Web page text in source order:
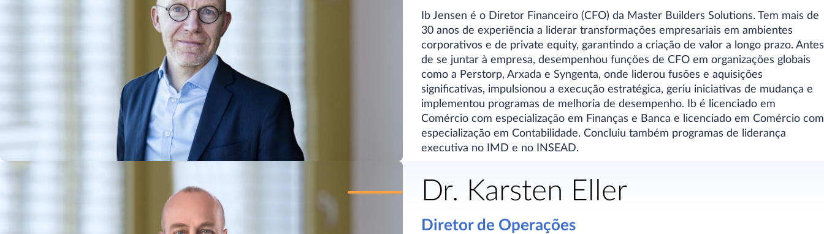
Ib Jensen é o Diretor Financeiro (CFO) da Master Builders Solutions. Tem mais de
30 anos de experiência a liderar transformações empresariais em ambientes
corporativos e de private equity, garantindo a criação de valor a longo prazo. Antes
de se juntar à empresa, desempenhou funções de CFO em organizações globais
como a Perstorp, Arxada e Syngenta, onde liderou fusões e aquisições
significativas, impulsionou a execução estratégica, geriu iniciativas de mudança e
implementou programas de melhoria de desempenho. Ib é licenciado em
Comércio com especialização em Finanças e Banca e licenciado em Comércio com
especialização em Contabilidade. Concluiu também programas de liderança
executiva no IMD e no INSEAD.
Dr. Karsten Eller
Diretor de Operações